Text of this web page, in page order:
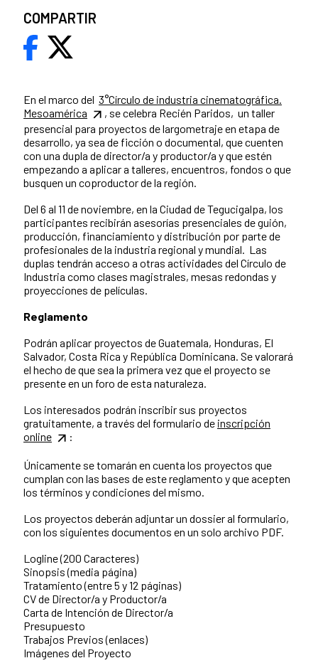
En el marco del 3°Círculo de industria cinematográfica.
Mesoamérica
, se celebra Recién Paridos, un taller
presencial para proyectos de largometraje en etapa de
desarrollo, ya sea de ficción o documental, que cuenten
con una dupla de director/a y productor/a y que estén
empezando a aplicar a talleres, encuentros, fondos o que
busquen un coproductor de la región.
Del 6 al 11 de noviembre, en la Ciudad de Tegucigalpa, los
participantes recibirán asesorías presenciales de guión,
producción, financiamiento y distribución por parte de
profesionales de la industria regional y mundial. Las
duplas tendrán acceso a otras actividades del Círculo de
Industria como clases magistrales, mesas redondas y
proyecciones de películas.
Reglamento
Podrán aplicar proyectos de Guatemala, Honduras, El
Salvador, Costa Rica y República Dominicana. Se valorará
el hecho de que sea la primera vez que el proyecto se
presente en un foro de esta naturaleza.
Los interesados podrán inscribir sus proyectos
gratuitamente, a través del formulario de inscripción
online
:
Únicamente se tomarán en cuenta los proyectos que
cumplan con las bases de este reglamento y que acepten
los términos y condiciones del mismo.
Los proyectos deberán adjuntar un dossier al formulario,
con los siguientes documentos en un solo archivo PDF.
Logline (200 Caracteres)
Sinopsis (media página)
Tratamiento (entre 5 y 12 páginas)
CV de Director/a y Productor/a
Carta de Intención de Director/a
Presupuesto
Trabajos Previos (enlaces)
Imágenes del Proyecto
COMPARTIR